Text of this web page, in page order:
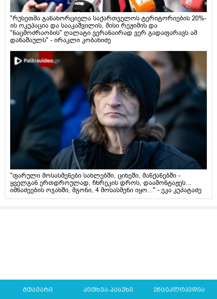
"რუსეთმა განახორციელა საქართველოს ტერიტორიების 20%-
ის ოკუპაცია და სააკაშვილის, მისი რეჟიმის და
"ნაცმოძრაობის" ღალატი ვერანაირად ვერ გადაფარავს ამ
დანაშაულს" - ირაკლი კობახიძე
"ფარული მოსასმენები სახლებში, ციხეში, მანქანებში -
ყველგან ერთდროულად, ჩხრეკის დროს, დაამონტაჟეს...
იმნაძეების ოჯახში, მგონი, 4 მოსასმენი იყო..." - ეკა კუპატაძე
მთავარი კითხვა-პასუხი ენციკლოპედია